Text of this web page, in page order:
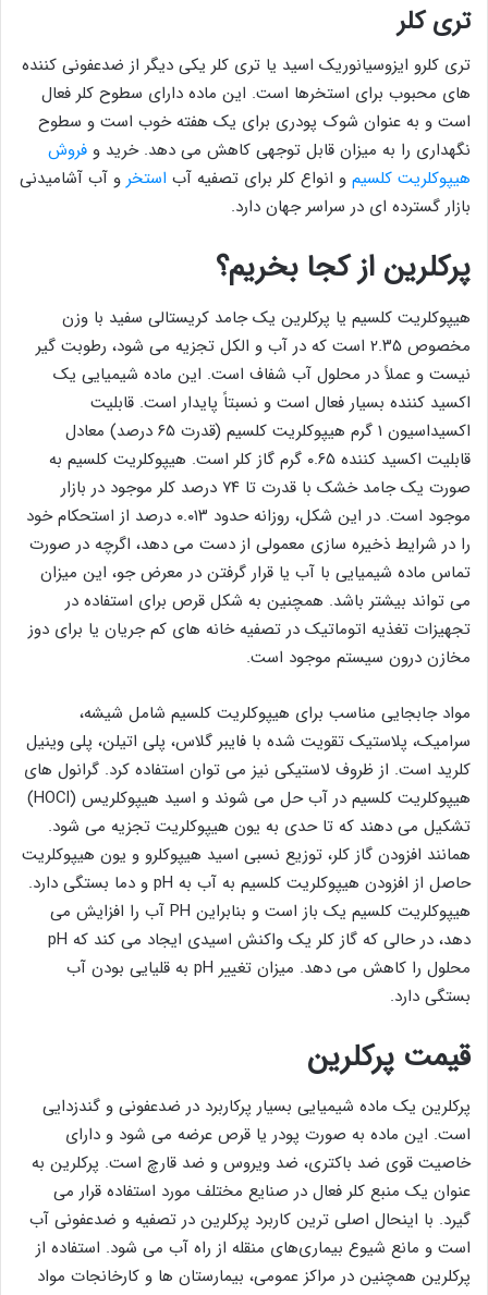
تری کلر
تری کلرو ایزوسیانوریک اسید یا تری کلر یکی دیگر از ضدعفونی کننده
های محبوب برای استخرها است. این ماده دارای سطوح کلر فعال
است و به عنوان شوک پودری برای یک هفته خوب است و سطوح
نگهداری را به میزان قابل توجهی کاهش می دهد. خرید و فروش
هیپوکلریت کلسیم و انواع کلر برای تصفیه آب استخر و آب آشامیدنی
بازار گسترده ای در سراسر جهان دارد.
پرکلرین از کجا بخریم؟
هیپوکلریت کلسیم یا پرکلرین یک جامد کریستالی سفید با وزن
مخصوص ۲.۳۵ است که در آب و الکل تجزیه می شود، رطوبت گیر
نیست و عملاً در محلول آب شفاف است. این ماده شیمیایی یک
اکسید کننده بسیار فعال است و نسبتاً پایدار است. قابلیت
اکسیداسیون ۱ گرم هیپوکلریت کلسیم (قدرت ۶۵ درصد) معادل
قابلیت اکسید کننده ۰.۶۵ گرم گاز کلر است. هیپوکلریت کلسیم به
صورت یک جامد خشک با قدرت تا ۷۴ درصد کلر موجود در بازار
موجود است. در این شکل، روزانه حدود ۰.۰۱۳ درصد از استحکام خود
را در شرایط ذخیره سازی معمولی از دست می دهد، اگرچه در صورت
تماس ماده شیمیایی با آب یا قرار گرفتن در معرض جو، این میزان
می تواند بیشتر باشد. همچنین به شکل قرص برای استفاده در
تجهیزات تغذیه اتوماتیک در تصفیه خانه های کم جریان یا برای دوز
مخازن درون سیستم موجود است.
مواد جابجایی مناسب برای هیپوکلریت کلسیم شامل شیشه،
سرامیک، پلاستیک تقویت شده با فایبر گلاس، پلی اتیلن، پلی وینیل
کلرید است. از ظروف لاستیکی نیز می توان استفاده کرد. گرانول های
هیپوکلریت کلسیم در آب حل می شوند و اسید هیپوکلریس (HOCl)
تشکیل می دهند که تا حدی به یون هیپوکلریت تجزیه می شود.
همانند افزودن گاز کلر، توزیع نسبی اسید هیپوکلرو و یون هیپوکلریت
حاصل از افزودن هیپوکلریت کلسیم به آب به pH و دما بستگی دارد.
هیپوکلریت کلسیم یک باز است و بنابراین PH آب را افزایش می
دهد، در حالی که گاز کلر یک واکنش اسیدی ایجاد می کند که pH
محلول را کاهش می دهد. میزان تغییر pH به قلیایی بودن آب
بستگی دارد.
قیمت پرکلرین
پرکلرین یک ماده شیمیایی بسیار پرکاربرد در ضدعفونی و گندزدایی
است. این ماده به صورت پودر یا قرص عرضه می شود و دارای
خاصیت قوی ضد باکتری، ضد ویروس و ضد قارچ است. پرکلرین به
عنوان یک منبع کلر فعال در صنایع مختلف مورد استفاده قرار می
گیرد. با اینحال اصلی ‌ترین کاربرد پرکلرین در تصفیه و ضدعفونی آب
است و مانع شیوع بیماری‌های منقله از راه آب می ‌شود. استفاده از
پرکلرین همچنین در مراکز عمومی، بیمارستان ها و کارخانجات مواد